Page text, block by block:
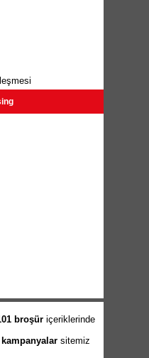
broşüriçeriklerinde
kampanyalar sitemiz